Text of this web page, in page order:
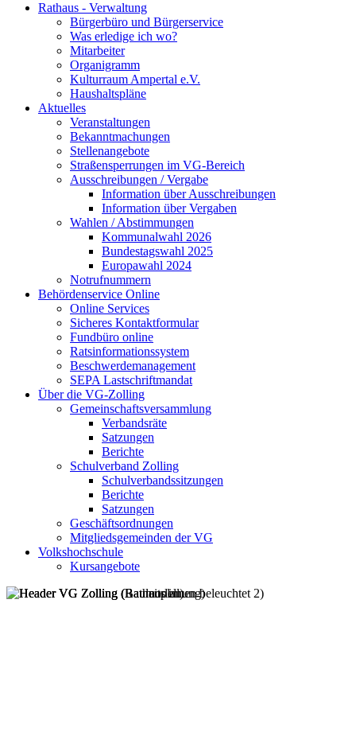
Rathaus - Verwaltung
Bürgerbüro und Bürgerservice
Was erledige ich wo?
Mitarbeiter
Organigramm
Kulturraum Ampertal e.V.
Haushaltspläne
Aktuelles
Veranstaltungen
Bekanntmachungen
Stellenangebote
Straßensperrungen im VG-Bereich
Ausschreibungen / Vergabe
Information über Ausschreibungen
Information über Vergaben
Wahlen / Abstimmungen
Kommunalwahl 2026
Bundestagswahl 2025
Europawahl 2024
Notrufnummern
Behördenservice Online
Online Services
Sicheres Kontaktformular
Fundbüro online
Ratsinformationssystem
Beschwerdemanagement
SEPA Lastschriftmandat
Über die VG-Zolling
Gemeinschaftsversammlung
Verbandsräte
Satzungen
Berichte
Schulverband Zolling
Schulverbandssitzungen
Berichte
Satzungen
Geschäftsordnungen
Mitgliedsgemeinden der VG
Volkshochschule
Kursangebote